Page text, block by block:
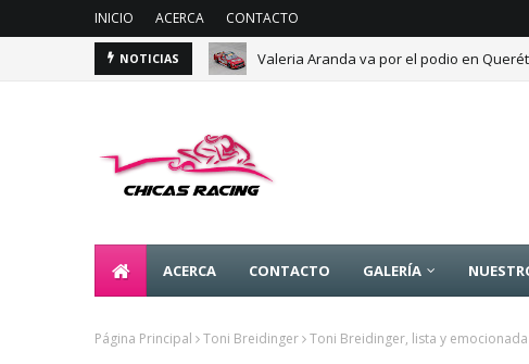
INICIO ACERCA CONTACTO
NOTICIAS Valeria Aranda va por el podio en
ACERCA CONTACTO GALERÍA
Página Principal Toni Breidinger Toni Breidinger, lista y